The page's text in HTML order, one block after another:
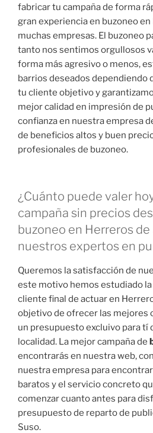
fabricar tu campaña de forma
gran experiencia en buzoneo
muchas empresas. El buzoneo
tanto nos sentimos orgullosos
forma más agresivo o menos,
barrios deseados dependiendo
tu cliente objetivo y
mejor calidad en impresión de
confianza en nuestra empresa
de beneficios altos y buen
profesionales de buzoneo.
¿Cuánto puede valer
campaña sin precios
buzoneo en Herreros de
nuestros expertos en
Queremos la satisfacción de
este motivo hemos estudiado
cliente final de actuar en
objetivo de ofrecer las mejores
un presupuesto excluivo para tí
localidad. La mejor campaña de
encontrarás en nuestra web,
nuestra empresa para
baratos y el servicio concreto
comenzar cuanto antes para
presupuesto de reparto de
Suso.